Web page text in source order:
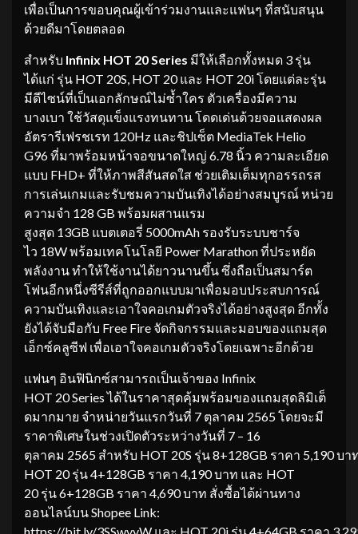
เพื่อเป็นการขอบคุณผู้เข้าร่วมงานและแฟนๆ ที่สนับสนุน
ด้วยดีมาโดยตลอด
สำหรับ Infinix HOT 20 Series มีให้เลือกทั้งหมด 3 รุ่น
ได้แก่ รุ่น HOT 20S, HOT 20 และ HOT 20i โดยแต่ละรุ่น
มีดีไซน์ที่เป็นเอกลักษณ์ไม่ซ้ำใคร ตัวเครื่องมีความ
บางเบา ใช้วัสดุแข็งแรงทนทาน โดดเด่นด้วยจอแสดงผล
อัตรารีเฟรชเรท 120Hz และชิปเซ็ต MediaTek Helio
G96 ที่มาพร้อมหน้าจอขนาดใหญ่ 6.78 นิ้ว ความละเอียด
แบบ FHD+ ที่ให้ภาพสีสันสดใส ช่วยเติมเต็มทุกอรรถรส
การเล่นเกมและรับชมความบันเทิงได้อย่างสมบูรณ์ หน่วย
ความจำ 128 GB พร้อมผสานแรม
สูงสุด 13GB แบตเตอรี่ 5000mAh รองรับระบบชาร์จ
ไว 18W พร้อมเทคโนโลยี Power Marathon ที่ประหยัด
พลังงาน ทำให้ใช้งานได้ยาวนานขึ้น ซึ่งถือเป็นสมาร์ต
โฟนอีกหนึ่งซีรีส์ที่ถูกออกแบบมาเพื่อมอบประสบการณ์
ความบันเทิงและเอาใจคอเกมตัวจริงได้อย่างสูงสุด อีกทั้ง
ยังได้จับมือกับ Free Fire จัดกิจกรรมและมอบของแถมสุด
เอ็กซ์คลูซีฟ เพื่อเอาใจคอเกมตัวจริงโดยเฉพาะอีกด้วย
แฟนๆ อินฟินิกซ์สามารถเป็นเจ้าของ Infinix
HOT 20 Series ได้ในราคาสุดคุ้มพร้อมของแถมสุดลิมิเต็
ดมากมาย จำหน่ายวันแรกวันที่ 7 ตุลาคม 2565 โดยจะมี
ราคาพิเศษในช่วงเปิดตัวระหว่างวันที่ 7 – 16
ตุลาคม 2565 สำหรับ HOT 20S รุ่น 8+128GB ราคา 5,190 บา
HOT 20 รุ่น 4+128GB ราคา 4,190 บาท และ HOT
20 รุ่น 6+128GB ราคา 4,690 บาท สั่งซื้อได้ผ่านทาง
ออนไลน์บน Shopee Link:
https://bit.ly/3SSwvyW และ HOT 20i รุ่น 4+64GB ราคา